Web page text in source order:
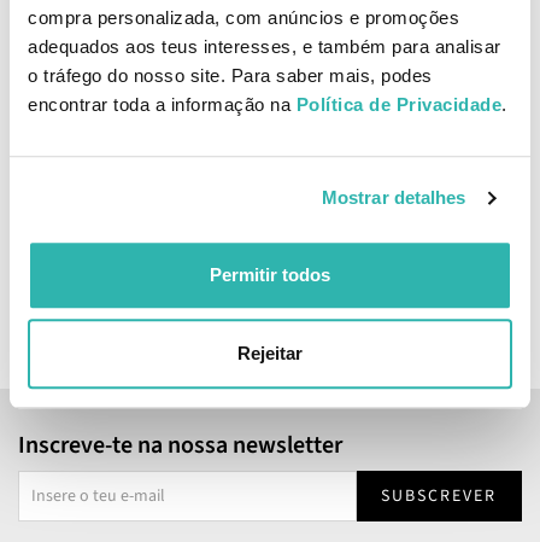
compra personalizada, com anúncios e promoções
adequados aos teus interesses, e também para analisar
o tráfego do nosso site. Para saber mais, podes
encontrar toda a informação na Política de Privacidade.
Mostrar detalhes
Permitir todos
Rejeitar
Anti Dandruff Shampoo
€8. €22. PVPR
ADICIONAR
Revlon Restart Balance
€31. €45. PVPR
ADICIONAR
Inscreve-te na nossa newsletter
SUBSCREVER